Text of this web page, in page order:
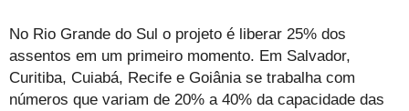
No Rio Grande do Sul o projeto é liberar 25% dos
assentos em um primeiro momento. Em Salvador,
Curitiba, Cuiabá, Recife e Goiânia se trabalha com
números que variam de 20% a 40% da capacidade das